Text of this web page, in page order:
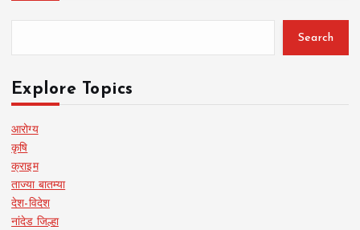
Search
Explore Topics
आरोग्य
कृषि
क्राइम
ताज्या बातम्या
देश-विदेश
नांदेड जिल्हा